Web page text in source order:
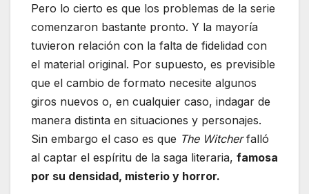
Pero lo cierto es que los problemas de la serie
comenzaron bastante pronto. Y la mayoría
tuvieron relación con la falta de fidelidad con
el material original. Por supuesto, es previsible
que el cambio de formato necesite algunos
giros nuevos o, en cualquier caso, indagar de
manera distinta en situaciones y personajes.
Sin embargo el caso es que The Witcherfalló
al captar el espíritu de la saga literaria, famosa
por su densidad, misterio y horror.